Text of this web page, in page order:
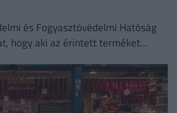
és Fogyasztóvédelmi Hatóság
hogy aki az érintett terméket